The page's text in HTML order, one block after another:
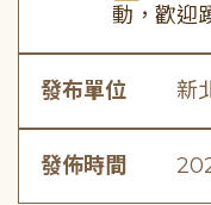
動，歡迎
發布單位 新
發佈時間